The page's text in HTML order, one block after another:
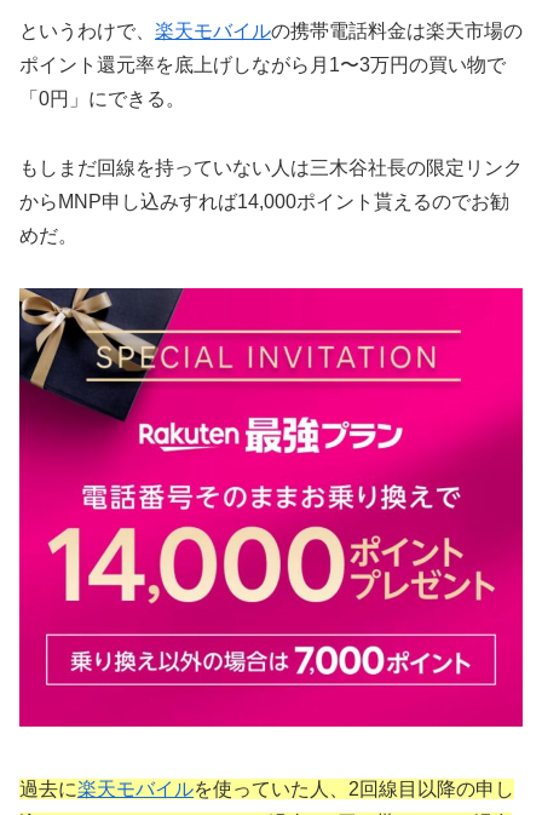
というわけで、 楽天モバイルの携帯電話料金は楽天市場の
ポイント還元率を底上げしながら月1〜3万円の買い物で
「0円」にできる。
もしまだ回線を持っていない人は三木谷社長の限定リンク
からMNP申し込みすれば14,000ポイント貰えるのでお勧
めだ。
過去に楽天モバイルを使っていた人、2回線目以降の申し